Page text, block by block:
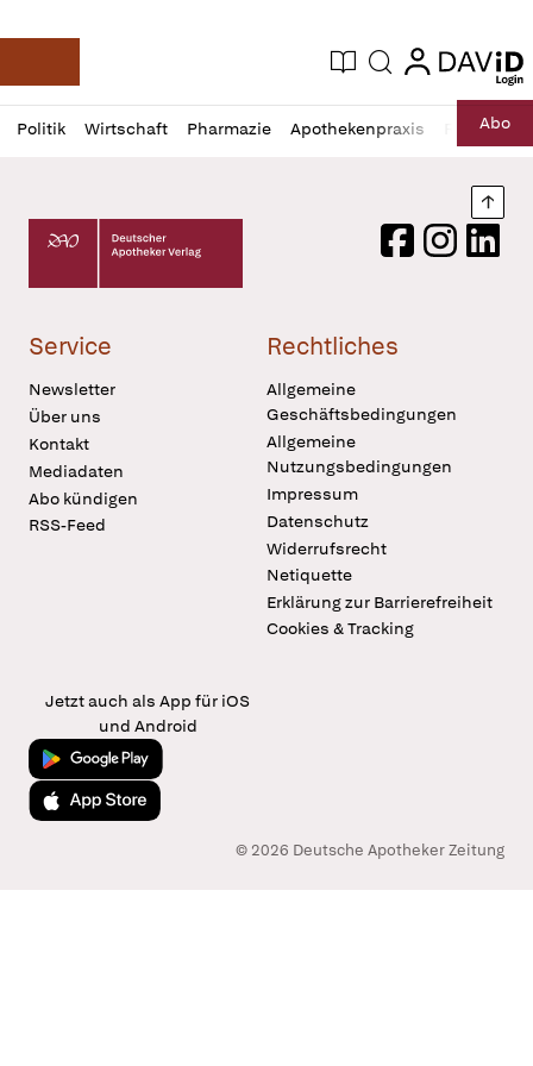
Deutsche Apotheker Zeitung
Aktuelle Ausgabe
Suche login
login
Politik Wirtschaft Pharmazie Apothekenpraxis RechtAbo
Profil
öffnen
Daz
Pur
Deutscher Apotheker Verlag Logo
FacebookInstagram
Service
Newsletter
Über uns
Kontakt
Mediadaten
Abo kündigen
RSS-Feed
Rechtliches
Allgemeine
Geschäftsbedingungen
Allgemeine
Nutzungsbedingungen
Impressum
Datenschutz
Widerrufsrecht
Netiquette
Erklärung zur Barrierefreiheit
Cookies & Tracking
Jetzt auch als App für iOS
und Android
Jetzt bei Google Play
Laden im App Store
© 2026 Deutsche Apotheker Zeitung